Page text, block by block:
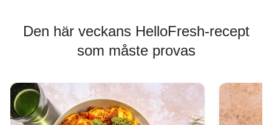
Den här veckans HelloFresh-recept
som måste provas